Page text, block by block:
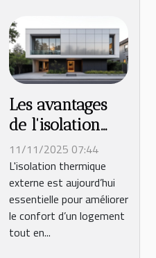
Les avantages
de l'isolation
thermique
externe pour
votre confort et
économies
11/11/2025 07:44
L'isolation thermique
externe est aujourd’hui
essentielle pour améliorer
le confort d’un logement
tout en...